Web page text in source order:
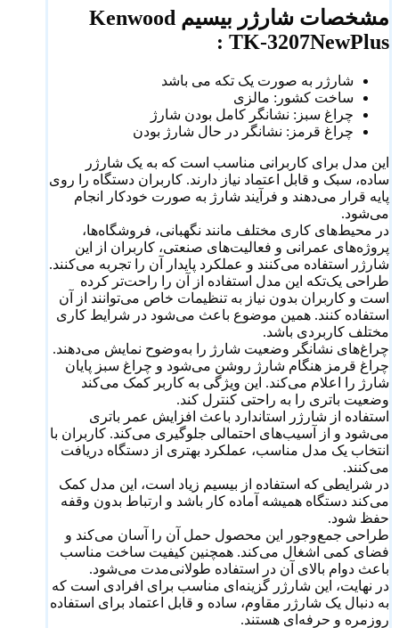
مشخصات شارژر بیسیم Kenwood
TK-3207NewPlus :
شارژر به صورت یک تکه می باشد
ساخت کشور: مالزی
چراغ سبز: نشانگر کامل بودن شارژ
چراغ قرمز: نشانگر در حال شارژ بودن
این مدل برای کاربرانی مناسب است که به یک شارژر
ساده، سبک و قابل اعتماد نیاز دارند. کاربران دستگاه را روی
پایه قرار می‌دهند و فرآیند شارژ به صورت خودکار انجام
می‌شود.
در محیط‌های کاری مختلف مانند نگهبانی، فروشگاه‌ها،
پروژه‌های عمرانی و فعالیت‌های صنعتی، کاربران از این
شارژر استفاده می‌کنند و عملکرد پایدار آن را تجربه می‌کنند.
طراحی یک‌تکه این مدل استفاده از آن را راحت‌تر کرده
است و کاربران بدون نیاز به تنظیمات خاص می‌توانند از آن
استفاده کنند. همین موضوع باعث می‌شود در شرایط کاری
مختلف کاربردی باشد.
چراغ‌های نشانگر وضعیت شارژ را به‌وضوح نمایش می‌دهند.
چراغ قرمز هنگام شارژ روشن می‌شود و چراغ سبز پایان
شارژ را اعلام می‌کند. این ویژگی به کاربر کمک می‌کند
وضعیت باتری را به راحتی کنترل کند.
استفاده از شارژر استاندارد باعث افزایش عمر باتری
می‌شود و از آسیب‌های احتمالی جلوگیری می‌کند. کاربران با
انتخاب یک مدل مناسب، عملکرد بهتری از دستگاه دریافت
می‌کنند.
در شرایطی که استفاده از بیسیم زیاد است، این مدل کمک
می‌کند دستگاه همیشه آماده کار باشد و ارتباط بدون وقفه
حفظ شود.
طراحی جمع‌وجور این محصول حمل آن را آسان می‌کند و
فضای کمی اشغال می‌کند. همچنین کیفیت ساخت مناسب
باعث دوام بالای آن در استفاده طولانی‌مدت می‌شود.
در نهایت، این شارژر گزینه‌ای مناسب برای افرادی است که
به دنبال یک شارژر مقاوم، ساده و قابل اعتماد برای استفاده
روزمره و حرفه‌ای هستند.